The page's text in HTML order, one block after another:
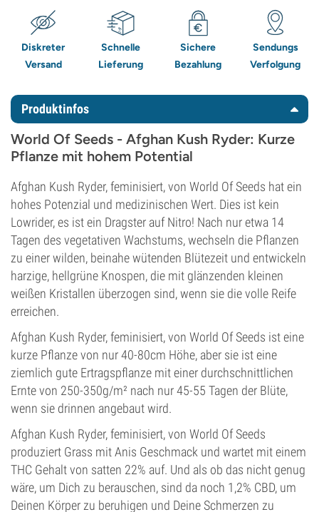
Diskreter
Versand
Schnelle
Lieferung
Sichere
Bezahlung
Sendungs
Verfolgung
Produktinfos
World Of Seeds - Afghan Kush Ryder: Kurze
Pflanze mit hohem Potential
Afghan Kush Ryder, feminisiert, von World Of Seeds hat ein
hohes Potenzial und medizinischen Wert. Dies ist kein
Lowrider, es ist ein Dragster auf Nitro! Nach nur etwa 14
Tagen des vegetativen Wachstums, wechseln die Pflanzen
zu einer wilden, beinahe wütenden Blütezeit und entwickeln
harzige, hellgrüne Knospen, die mit glänzenden kleinen
weißen Kristallen überzogen sind, wenn sie die volle Reife
erreichen.
Afghan Kush Ryder, feminisiert, von World Of Seeds ist eine
kurze Pflanze von nur 40-80cm Höhe, aber sie ist eine
ziemlich gute Ertragspflanze mit einer durchschnittlichen
Ernte von 250-350g/m² nach nur 45-55 Tagen der Blüte,
wenn sie drinnen angebaut wird.
Afghan Kush Ryder, feminisiert, von World Of Seeds
produziert Grass mit Anis Geschmack und wartet mit einem
THC Gehalt von satten 22% auf. Und als ob das nicht genug
wäre, um Dich zu berauschen, sind da noch 1,2% CBD, um
Deinen Körper zu beruhigen und Deine Schmerzen zu